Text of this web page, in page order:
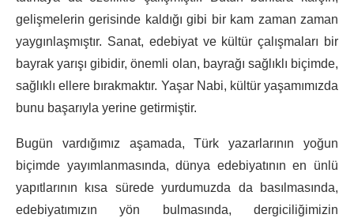
gelişmelerin gerisinde kaldığı gibi bir kam zaman zaman
yaygınlaşmıştır. Sanat, edebiyat ve kültür çalışmaları bir
bayrak yarışı gibidir, önemli olan, bayrağı sağlıklı biçimde,
sağlıklı ellere bırakmaktır. Yaşar Nabi, kültür yaşamımızda
bunu başarıyla yerine getirmiştir.
Bugün vardığımız aşamada, Türk yazarlarının yoğun
biçimde yayımlanmasında, dünya edebiyatının en ünlü
yapıtlarının kısa sürede yurdumuzda da basılmasında,
edebiyatımızın yön bulmasında, dergiciliğimizin